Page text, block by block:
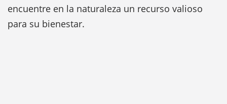
encuentre en la naturaleza un recurso valioso
para su bienestar.